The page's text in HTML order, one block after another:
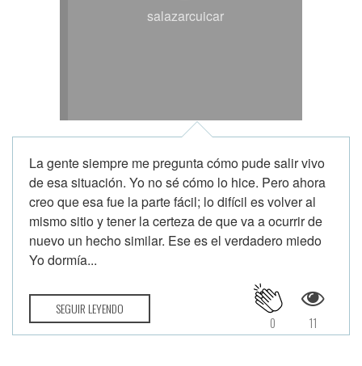
salazarcuicar
La gente siempre me pregunta cómo pude salir vivo
de esa situación. Yo no sé cómo lo hice. Pero ahora
creo que esa fue la parte fácil; lo difícil es volver al
mismo sitio y tener la certeza de que va a ocurrir de
nuevo un hecho similar. Ese es el verdadero miedo
Yo dormía...
SEGUIR LEYENDO
11
0